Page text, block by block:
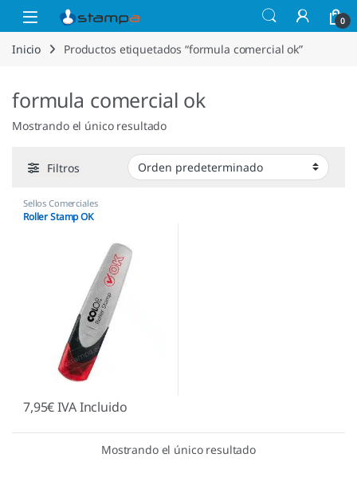
Saltar a la navegación
Saltar al contenido
Open 0
Inicio Productos etiquetados “formula comercial ok”
formula comercial ok
Mostrando el único resultado
Filtros
Sellos Comerciales
Roller Stamp OK
7,95€IVA Incluido
Mostrando el único resultado